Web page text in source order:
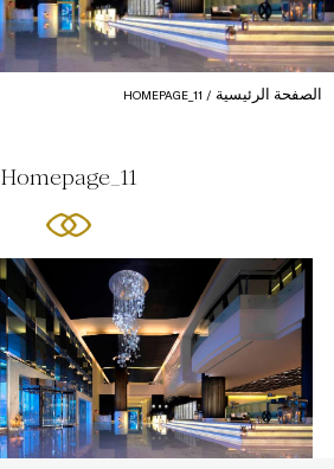
الصفحة الرئيسية HOMEPAGE_11
Homepage_11